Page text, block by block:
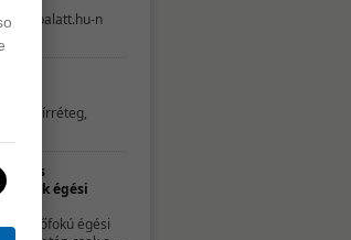
21napalatt.hu-n
...
zsírréteg,
égési
elsőfokú égési